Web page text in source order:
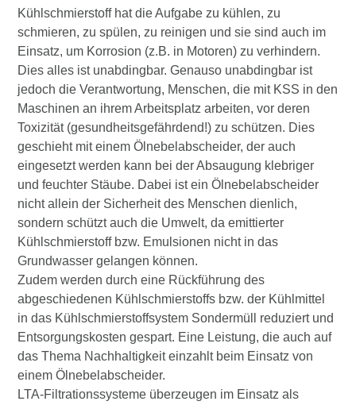
Kühlschmierstoff hat die Aufgabe zu kühlen, zu
schmieren, zu spülen, zu reinigen und sie sind auch im
Einsatz, um Korrosion (z.B. in Motoren) zu verhindern.
Dies alles ist unabdingbar. Genauso unabdingbar ist
jedoch die Verantwortung, Menschen, die mit KSS in den
Maschinen an ihrem Arbeitsplatz arbeiten, vor deren
Toxizität (gesundheitsgefährdend!) zu schützen. Dies
geschieht mit einem Ölnebelabscheider, der auch
eingesetzt werden kann bei der Absaugung klebriger
und feuchter Stäube. Dabei ist ein Ölnebelabscheider
nicht allein der Sicherheit des Menschen dienlich,
sondern schützt auch die Umwelt, da emittierter
Kühlschmierstoff bzw. Emulsionen nicht in das
Grundwasser gelangen können.
Zudem werden durch eine Rückführung des
abgeschiedenen Kühlschmierstoffs bzw. der Kühlmittel
in das Kühlschmierstoffsystem Sondermüll reduziert und
Entsorgungskosten gespart. Eine Leistung, die auch auf
das Thema Nachhaltigkeit einzahlt beim Einsatz von
einem Ölnebelabscheider.
LTA-Filtrationssysteme überzeugen im Einsatz als